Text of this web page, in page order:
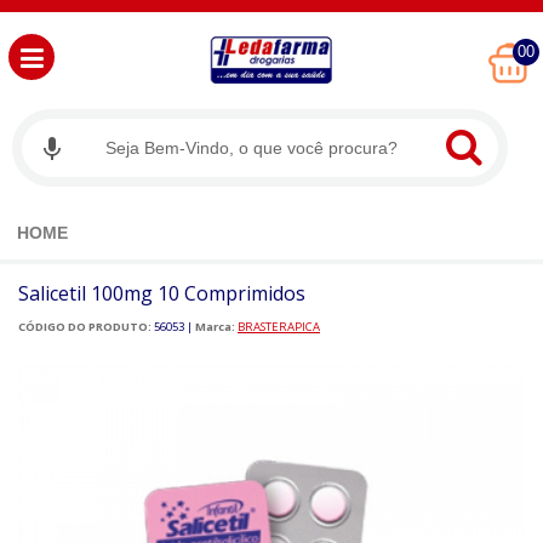
00
HOME
Salicetil 100mg 10 Comprimidos
CÓDIGO DO PRODUTO: 56053 | Marca: BRASTERAPICA